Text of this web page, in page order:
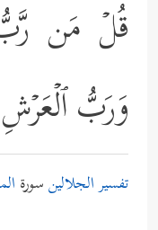
قُلۡ مَن
وَرَبُّ
تفسير الجلالينسورة